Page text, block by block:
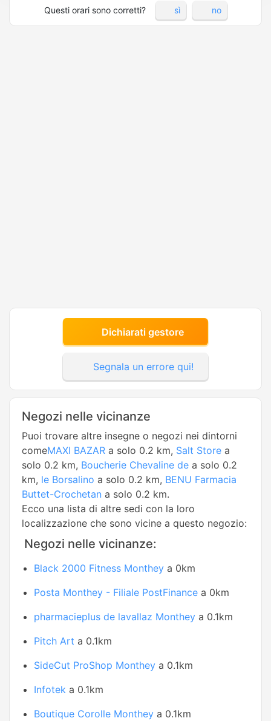
Questi orari sono corretti? sì no
Dichiarati gestore
Segnala un errore qui!
Negozi nelle vicinanze
Puoi trovare altre insegne o negozi nei dintorni
comeMAXI BAZAR a solo 0.2 km, Salt Store a
solo 0.2 km, Boucherie Chevaline de a solo 0.2
km, le Borsalino a solo 0.2 km, BENU Farmacia
Buttet-Crochetan a solo 0.2 km.
Ecco una lista di altre sedi con la loro
localizzazione che sono vicine a questo negozio:
Negozi nelle vicinanze:
Black 2000 Fitness Monthey a 0km
Posta Monthey - Filiale PostFinance a 0km
pharmacieplus de lavallaz Monthey a 0.1km
Pitch Art a 0.1km
SideCut ProShop Monthey a 0.1km
Infotek a 0.1km
Boutique Corolle Monthey a 0.1km